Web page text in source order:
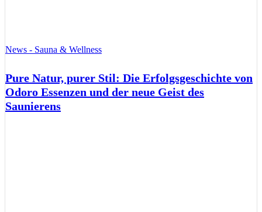
News - Sauna & Wellness
Pure Natur, purer Stil: Die Erfolgsgeschichte von
Odoro Essenzen und der neue Geist des
Saunierens